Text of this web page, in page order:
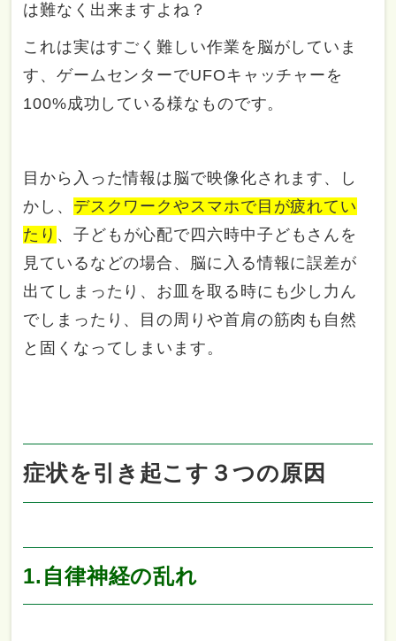
は難なく出来ますよね？
これは実はすごく難しい作業を脳がしていま
す、ゲームセンターでUFOキャッチャーを
100%成功している様なものです。
目から入った情報は脳で映像化されます、し
かし、 デスクワークやスマホで目が疲れてい
たり 、子どもが心配で四六時中子どもさんを
見ているなどの場合、脳に入る情報に誤差が
出てしまったり、お皿を取る時にも少し力ん
でしまったり、目の周りや首肩の筋肉も自然
と固くなってしまいます。
症状を引き起こす３つの原因
1.自律神経の乱れ